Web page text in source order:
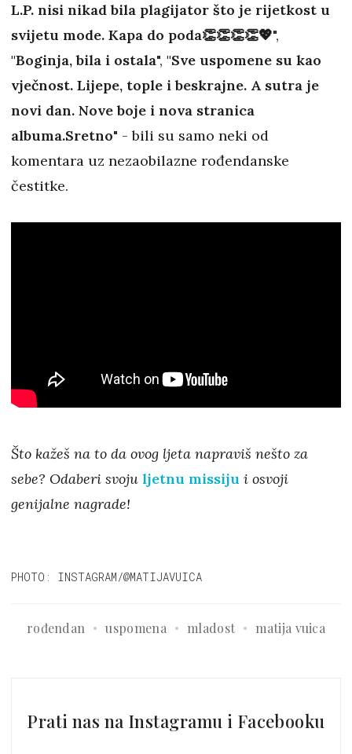
L.P. nisi nikad bila plagijator što je rijetkost u
svijetu mode. Kapa do poda👏👏👏👏💖",
"Boginja, bila i ostala", "Sve uspomene su kao
vječnost. Lijepe, tople i beskrajne. A sutra je
novi dan. Nove boje i nova stranica
albuma.Sretno" - bili su samo neki od
komentara uz nezaobilazne rođendanske
čestitke.
Što kažeš na to da ovog ljeta napraviš nešto za
sebe? Odaberi svoju ljetnu missiju i osvoji
genijalne nagrade!
PHOTO: INSTAGRAM/@MATIJAVUICA
rođendan uspomena mladost matija vuica
Prati nas na Instagramu i Facebooku